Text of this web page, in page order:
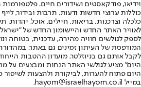
וידיאו, פודקאסטים ושידורים חיים.
כוללות ערוצי חדשות ודעות, תרבות ובידור,
לאוויר האתר החדש והיישומון החדש של
לספק לגולשים חוויה מהירה, עדכנית, בטוחה
המודפסת של העיתון זמינים גם באתר,
לקבל אותם גם בניוזלטר. מועדון ההטבות
היום" מציע לגולשי האתר הנחות ומבצעים על
היום פתוח להערות, לביקורת ולהצעות לשיפור
במייל hayom@israelhayom.co.il.